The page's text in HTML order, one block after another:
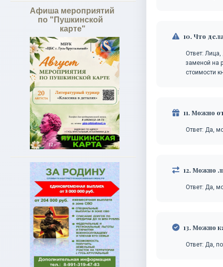
Афиша мероприятий
по "Пушкинской
карте"
10. Что
Ответ:
заменой на
стоимости
11. Можно
Ответ: Да,
12. Можно
Ответ: Да,
13. Можно
Ответ: Да,